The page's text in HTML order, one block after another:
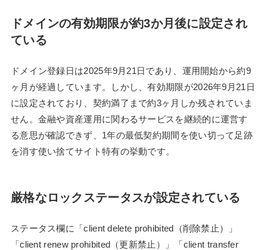
ドメインの有効期限が約3か月後に設定され
ている
ドメイン登録日は2025年9月21日であり、運用開始から約9
ヶ月が経過しています。しかし、有効期限が2026年9月21日
に設定されており、契約満了まで約3ヶ月しか残されていま
せん。金融や資産運用に関わるサービスを継続的に運営す
る意思が確認できず、1年の最低契約期間を使い切って足跡
を消す使い捨てサイト特有の挙動です。
厳格なロックステータスが設定されている
ステータス欄に「client delete prohibited（削除禁止）」
「client renew prohibited（更新禁止）」「client transfer